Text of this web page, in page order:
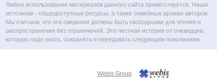
Любое использование материалов данного сайта приветствуется. Наши
источники - общедоступные ресурсы, а также семейные архивы авторов.
Мы считаем, что эти сведения должны быть свободными для чтения и
распространения без ограничений. Это честная история от очевидцев,
которую надо знать, сохранять и передавать следующим поколениям.
Webis Group